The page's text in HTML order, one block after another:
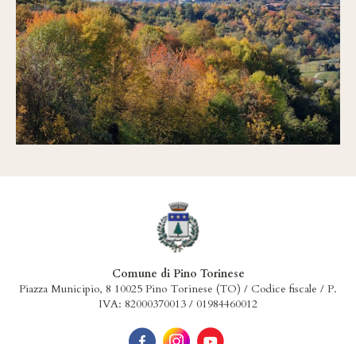
Comune di Pino Torinese
Piazza Municipio, 8 10025 Pino Torinese (TO) / Codice fiscale / P.
IVA: 82000370013 / 01984460012